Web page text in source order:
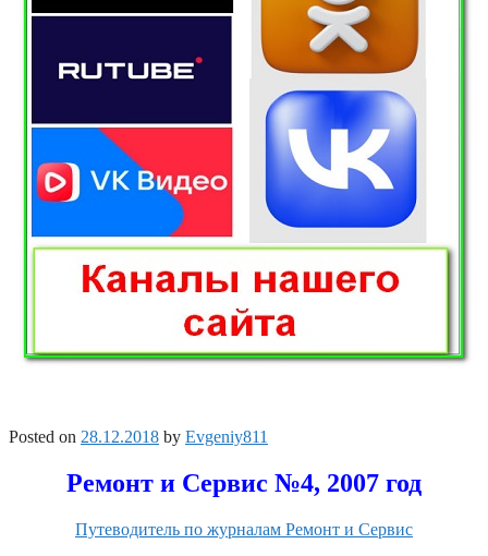
Posted on 28.12.2018 by Evgeniy811
Ремонт и Сервис №4, 2007 год
Путеводитель по журналам Ремонт и Сервис